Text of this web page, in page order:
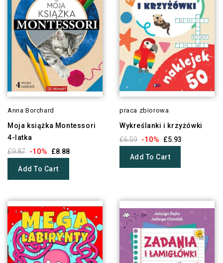
Anna Borchard
Moja książka Montessori
4-latka
£9.87 -10% £8.88
Add To Cart
praca zbiorowa
Wykreślanki i krzyżówki
£6.59 -10% £5.93
Add To Cart